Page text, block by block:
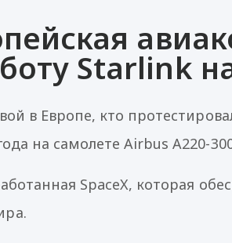
Starlink
в Европе, кто
на самолете Airbus A220-
SpaceX, которая